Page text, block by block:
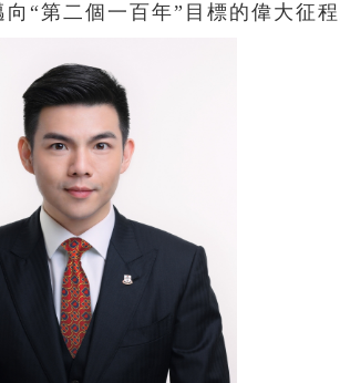
向“第二個一百年”目標的偉大征程